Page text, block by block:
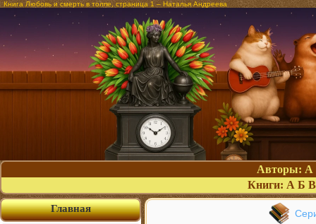
Книга Любовь и смерть в толпе, страница 1 – Наталья Андреева
Авторы: А
Книги: А Б В
Главная